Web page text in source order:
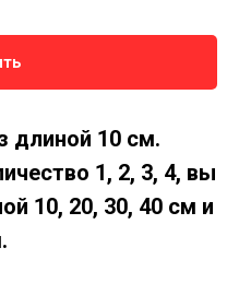
длиной 10 см.
1, 2, 3, 4, вы
10, 20, 30, 40 см и